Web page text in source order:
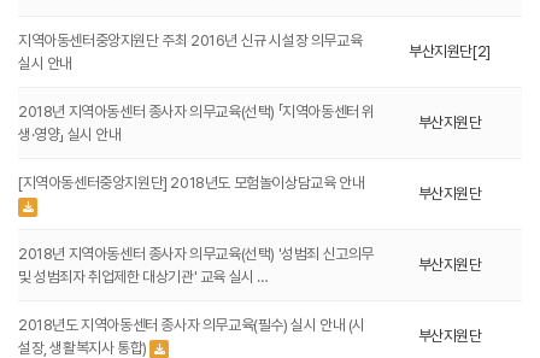
지역아동센터중앙지원단 주최 2016년 신규 시설장 의무교육
실시 안내
부산지원단[2]
2018년 지역아동센터 종사자 의무교육(선택) 「지역아동센터 위
생·영양」 실시 안내
부산지원단
[지역아동센터중앙지원단] 2018년도 모험놀이상담교육 안내
부산지원단
2018년 지역아동센터 종사자 의무교육(선택) '성범죄 신고의무
및 성범죄자 취업제한 대상기관' 교육 실시 …
부산지원단
2018년도 지역아동센터 종사자 의무교육(필수) 실시 안내 (시
설장, 생활복지사 통합)
부산지원단